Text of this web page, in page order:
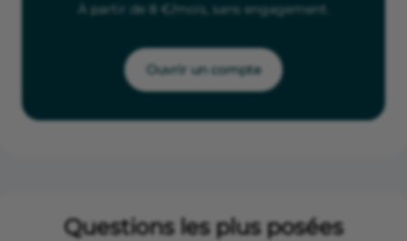
À partir de 8 €/mois, sans engagement.
Ouvrir un compte
Questions les plus posées